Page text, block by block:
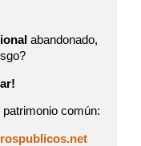
abandonado,
común: